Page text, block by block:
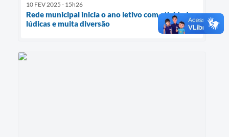
10 FEV 2025 - 15h26
Rede municipal inicia o ano letivo com atividades
lúdicas e muita diversão